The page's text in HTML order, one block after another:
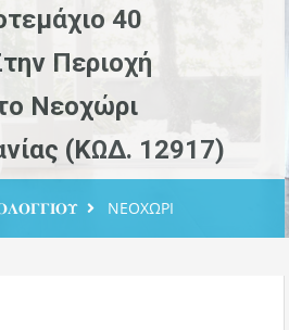
40
Περιοχή
Νεοχώρι
(ΚΩΔ. 12917)
ΝΕΟΧΩΡΙ